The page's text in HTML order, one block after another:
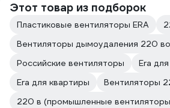
Этот товар из подборок
Пластиковые вентиляторы ERA
Вентиляторы дымоудаления 220
Российские вентиляторы
Era
Era для квартиры
Вентиляторы
220 в (промышленные